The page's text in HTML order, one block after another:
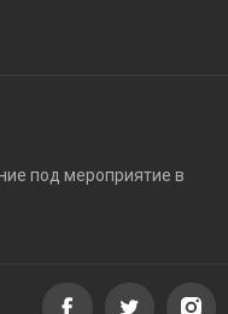
под мероприятие в